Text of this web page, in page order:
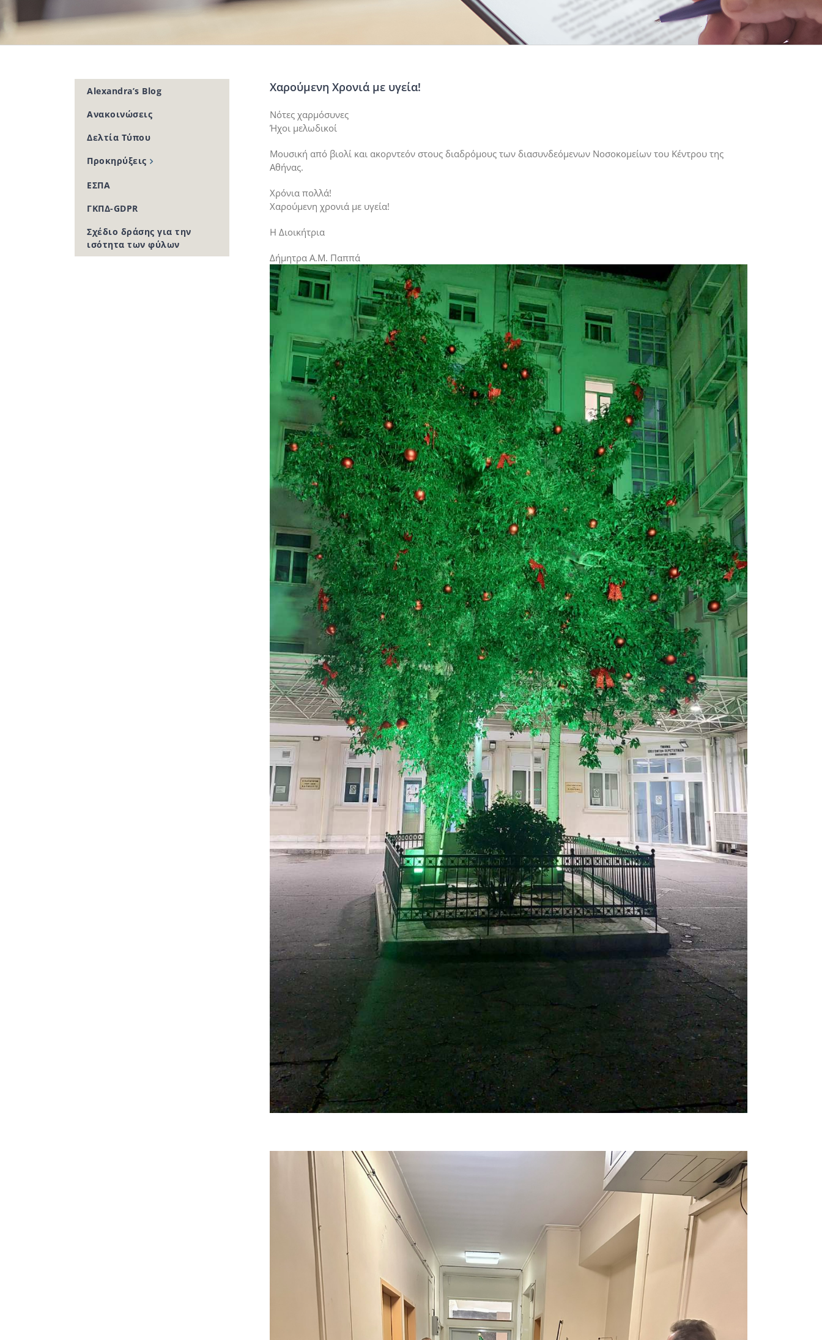
Χαρούμενη Xρονιά με υγεία!
Νότες χαρμόσυνες
Ήχοι μελωδικοί
Μουσική από βιολί και ακορντεόν στους διαδρόμους των διασυνδεόμενων Νοσοκομείων του Κέντρου της
Αθήνας.
Χρόνια πολλά!
Χαρούμενη χρονιά με υγεία!
Η Διοικήτρια
Δήμητρα Α.Μ. Παππά
Alexandra’s Blog
Ανακοινώσεις
Δελτία Τύπου
Προκηρύξεις
ΕΣΠΑ
ΓΚΠΔ-GDPR
Σχέδιο δράσης για την
ισότητα των φύλων